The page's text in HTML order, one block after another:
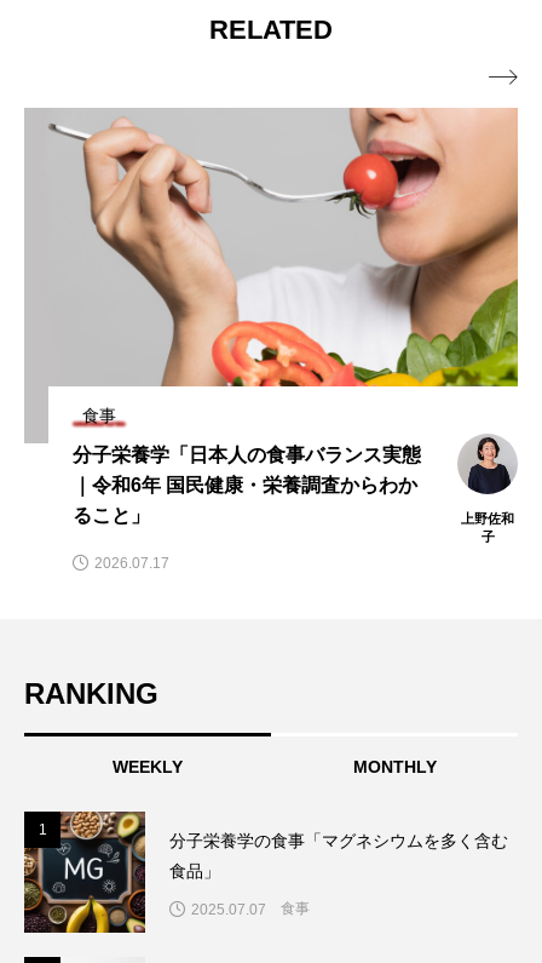
RELATED
食事
分子栄養学「日本人の食事バランス実態
｜令和6年 国民健康・栄養調査からわか
ること」
上野佐和
子
2026.07.17

RANKING
WEEKLY MONTHLY
1
分子栄養学の食事「マグネシウムを多く含む
食品」
2025.07.07 食事